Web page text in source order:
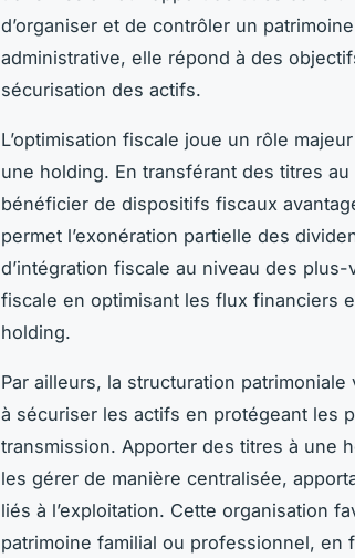
d’organiser et de contrôler un
administrative, elle répond à des
sécurisation des actifs.
L’optimisation fiscale joue un rôle
une holding. En transférant des titres
bénéficier de dispositifs fiscaux
permet l’exonération partielle des
d’intégration fiscale au niveau des
fiscale en optimisant les flux financiers
holding.
Par ailleurs, la structuration
à sécuriser les actifs en protégeant les
transmission. Apporter des titres à une
les gérer de manière centralisée,
liés à l’exploitation. Cette organisation
patrimoine familial ou professionnel,